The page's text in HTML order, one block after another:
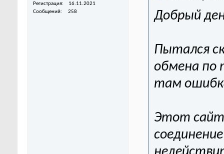
Регистрация
16.11.2021
Сообщений
258 Добрый
Пытался
обмена по
там
Этот сайт